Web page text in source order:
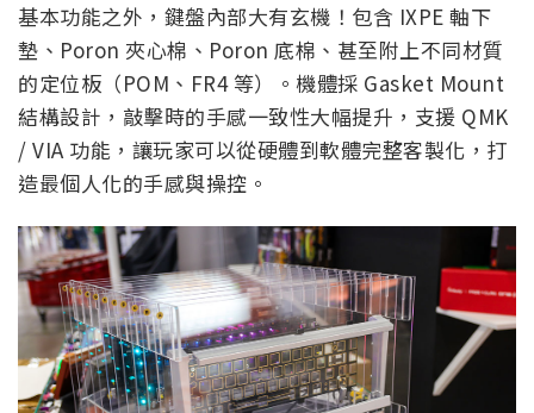
基本功能之外，鍵盤內部大有玄機！包含 IXPE 軸下
墊、Poron 夾心棉、Poron 底棉、甚至附上不同材質
的定位板（POM、FR4 等）。機體採 Gasket Mount
結構設計，敲擊時的手感一致性大幅提升，支援 QMK
/ VIA 功能，讓玩家可以從硬體到軟體完整客製化，打
造最個人化的手感與操控。